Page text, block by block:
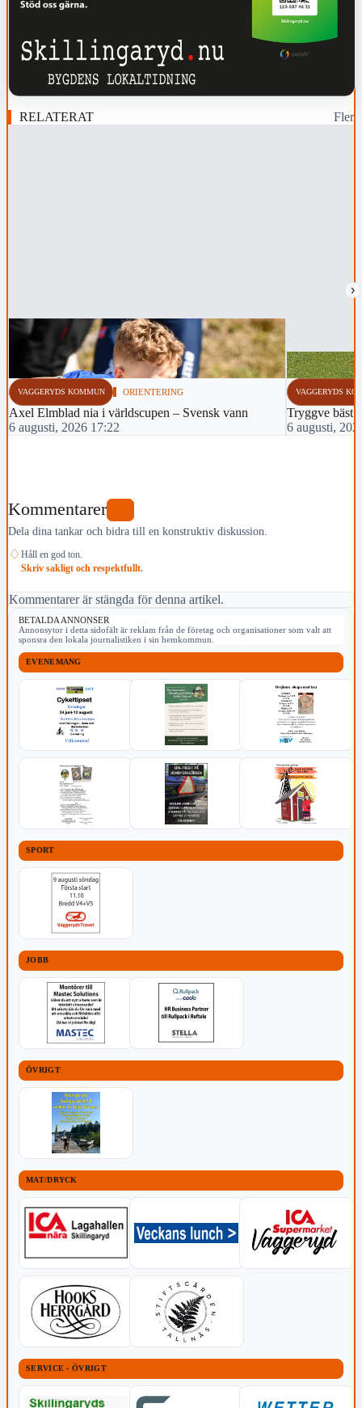
RELATERAT Fler
›
VAGGERYDS KOMMUN ORIENTERING
Axel Elmblad nia i världscupen – Svensk vann
6 augusti, 2026 17:22
VAGGERYDS
Tryggve bäst
6 augusti,
Kommentarer
Dela dina tankar och bidra till en konstruktiv diskussion.
♢ Håll en god ton.
Skriv sakligt och respektfullt.
Kommentarer är stängda för denna artikel.
BETALDA ANNONSER
Annonsytor i detta sidofält är reklam från de företag och organisationer som valt att
sponsra den lokala journalistiken i sin hemkommun.
EVENEMANG
SPORT
JOBB
ÖVRIGT
MAT/DRYCK
SERVICE - ÖVRIGT